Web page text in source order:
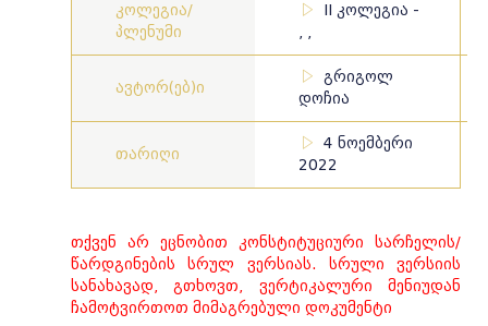
კოლეგია/
პლენუმი
II კოლეგია -
, ,
ავტორ(ებ)ი
გრიგოლ
დოჩია
თარიღი
4 ნოემბერი
2022
თქვენ არ ეცნობით კონსტიტუციური სარჩელის/
წარდგინების სრულ ვერსიას. სრული ვერსიის
სანახავად, გთხოვთ, ვერტიკალური მენიუდან
ჩამოტვირთოთ მიმაგრებული დოკუმენტი